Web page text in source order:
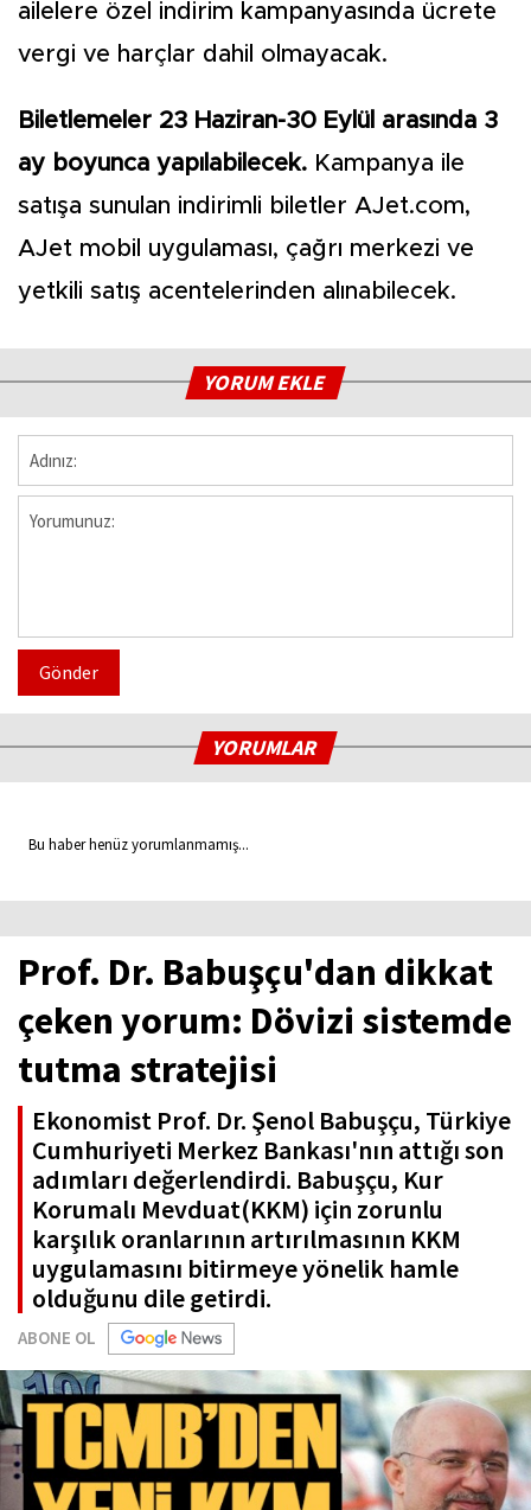
ailelere özel indirim kampanyasında ücrete
vergi ve harçlar dahil olmayacak.
Biletlemeler 23 Haziran-30 Eylül arasında 3
ay boyunca yapılabilecek. Kampanya ile
satışa sunulan indirimli biletler AJet.com,
AJet mobil uygulaması, çağrı merkezi ve
yetkili satış acentelerinden alınabilecek.
YORUM EKLE
Gönder
YORUMLAR
Bu haber henüz yorumlanmamış...
Prof. Dr. Babuşçu'dan dikkat
çeken yorum: Dövizi sistemde
tutma stratejisi
Ekonomist Prof. Dr. Şenol Babuşçu, Türkiye
Cumhuriyeti Merkez Bankası'nın attığı son
adımları değerlendirdi. Babuşçu, Kur
Korumalı Mevduat(KKM) için zorunlu
karşılık oranlarının artırılmasının KKM
uygulamasını bitirmeye yönelik hamle
olduğunu dile getirdi.
ABONE OL